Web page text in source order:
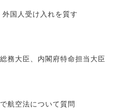
国人受け入れを質す
務大臣、内閣府特命担当大臣
航空法について質問